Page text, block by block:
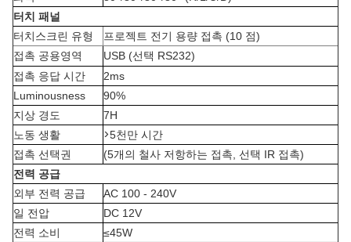
터치 패널
터치스크린 유형
프로젝트 전기 용량 접촉 (10 점)
접촉 공용영역
USB (선택 RS232)
접촉 응답 시간
2ms
Luminousness
90%
지상 경도
7H
노동 생활
>5천만 시간
접촉 선택권
(5개의 철사 저항하는 접촉, 선택 IR 접촉)
전력 공급
외부 전력 공급
AC 100 - 240V
일 전압
DC 12V
전력 소비
≤45W